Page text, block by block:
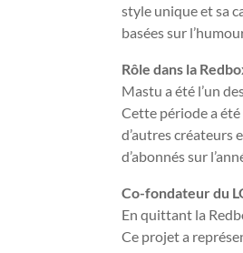
style unique et sa
basées sur
Rôle dans la
Mastu a été l’un
Cette période a
d’autres créateurs
d’abonnés sur
Co-fondateur du
En quittant la
Ce projet a